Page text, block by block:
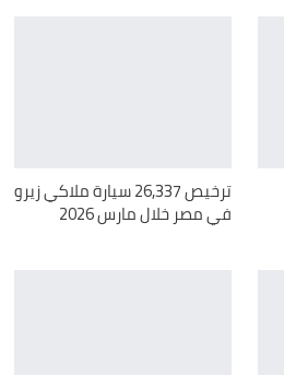
ترخيص 26,337 سيارة ملاكي زيرو
في مصر خلال مارس 2026